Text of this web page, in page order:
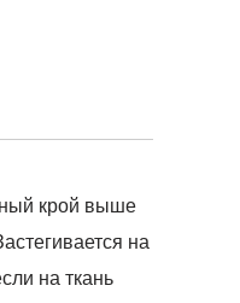
крой выше
на
на ткань